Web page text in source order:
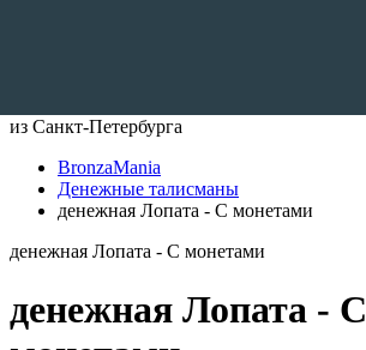
из Санкт-Петербурга
BronzaMania
Денежные талисманы
денежная Лопата - С монетами
денежная Лопата - С монетами
денежная Лопата - С